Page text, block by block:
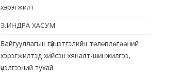
хэрэгжилт
Э.ИНДРА ХАСУМ
Байгууллагын гүйцэтгэлийн төлөвлөгөөний
хэрэгжилтэд хийсэн хяналт-шинжилгээ,
үнэлгээний тухай